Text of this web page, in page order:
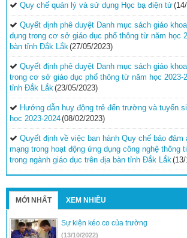
Quy chế quản lý và sử dụng Học bạ điện tử
Quyết định phê duyệt Danh mục sách giáo
dụng trong cơ sở giáo dục phổ thông từ năm học
bàn tỉnh Đắk Lắk (27/05/2023)
Quyết định phê duyệt Danh mục sách giáo
trong cơ sở giáo dục phổ thông từ năm học 2023-
tỉnh Đắk Lắk (23/05/2023)
Hướng dẫn huy động trẻ đến trường và tuyển
học 2023-2024(08/02/2023)
Quyết định về việc ban hành Quy chế bảo đảm
mạng trong hoạt động ứng dụng công nghệ thông
trong ngành giáo dục trên địa bàn tỉnh Đắk Lắk
2023(30/11/2022)
Nghị quyết Quy định mức hỗ trợ đối với trẻ
giáo dục mầm non độc lập thuộc loại hình dân lập,
có khu công nghiệp tại tỉnh Đắk Lắk
MỚI NHẤT XEM NHIỀU
Sự kiện kéo co của trường
(13/10/2022)